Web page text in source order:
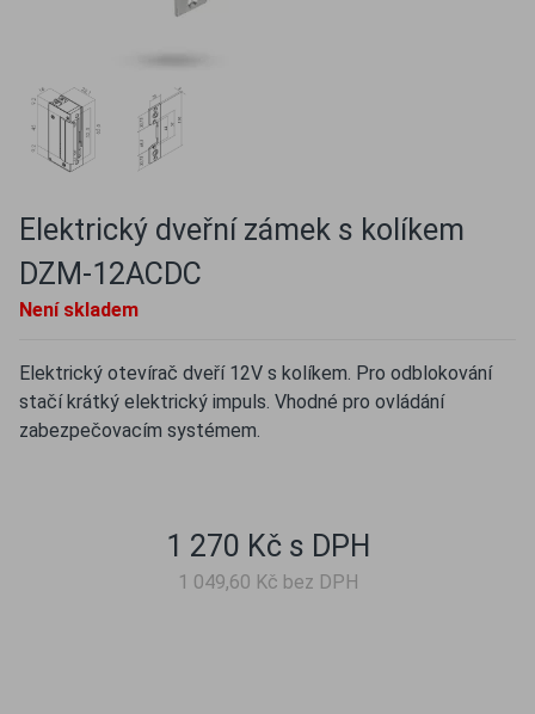
Elektrický dveřní zámek s kolíkem
DZM-12ACDC
Není skladem
Elektrický otevírač dveří 12V s kolíkem. Pro odblokování
stačí krátký elektrický impuls. Vhodné pro ovládání
zabezpečovacím systémem.
1 270 Kč s DPH
1 049,60 Kč bez DPH